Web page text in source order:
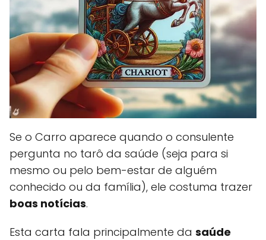
Se o Carro aparece quando o consulente
pergunta no tarô da saúde (seja para si
mesmo ou pelo bem-estar de alguém
conhecido ou da família), ele costuma trazer
boas notícias.
Esta carta fala principalmente da saúde